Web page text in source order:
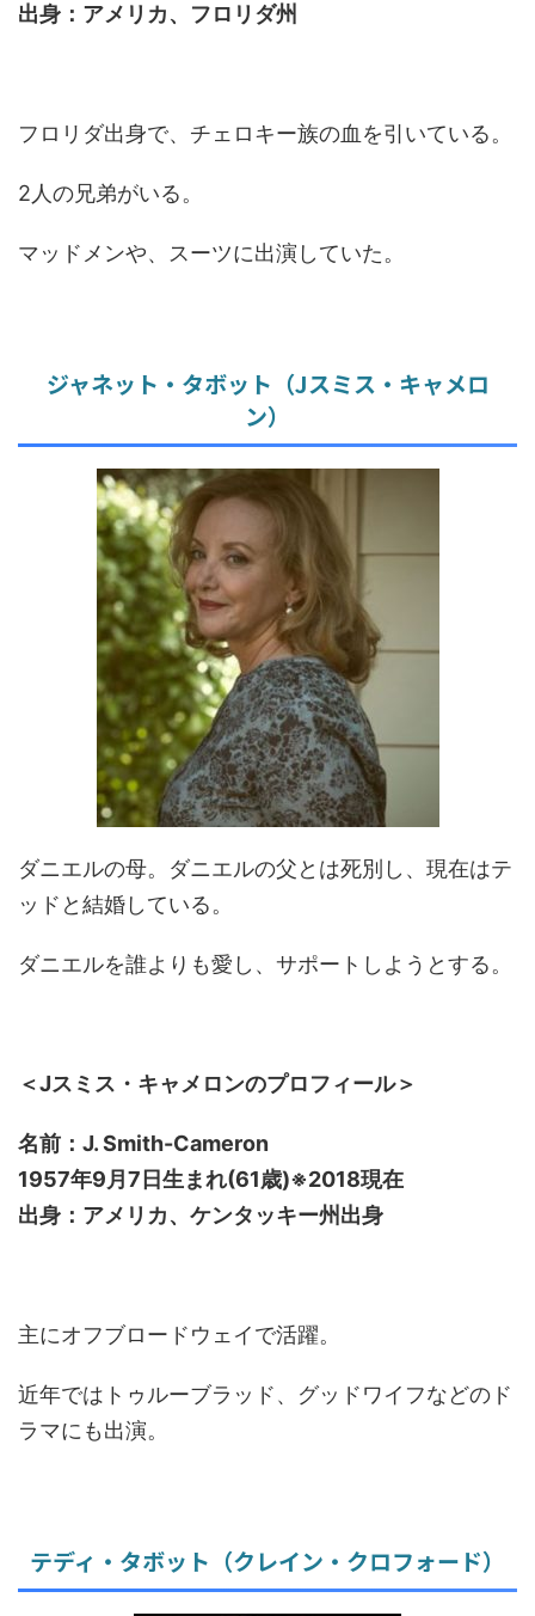
出身：アメリカ、フロリダ州
フロリダ出身で、チェロキー族の血を引いている。
2人の兄弟がいる。
マッドメンや、スーツに出演していた。
ジャネット・タボット（Jスミス・キャメロ
ン）
ダニエルの母。ダニエルの父とは死別し、現在はテ
ッドと結婚している。
ダニエルを誰よりも愛し、サポートしようとする。
＜Jスミス・キャメロンのプロフィール＞
名前：J. Smith-Cameron
1957年9月7日生まれ(61歳)※2018現在
出身：アメリカ、ケンタッキー州出身
主にオフブロードウェイで活躍。
近年ではトゥルーブラッド、グッドワイフなどのド
ラマにも出演。
テディ・タボット（クレイン・クロフォード）